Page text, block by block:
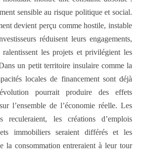
sensible au risque politique et social.
devient perçu comme hostile, instable
réduisent leurs engagements,
les projets et privilégient les
un petit territoire insulaire comme la
locales de financement sont déjà
pourrait produire des effets
l’ensemble de l’économie réelle. Les
reculeraient, les créations d’emplois
immobiliers seraient différés et les
la consommation entreraient à leur tour